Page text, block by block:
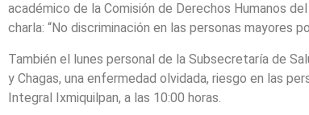
académico de la Comisión de Derechos Humanos
charla: “No discriminación en las personas mayores
También el lunes personal de la Subsecretaría de
y Chagas, una enfermedad olvidada, riesgo en las
Integral Ixmiquilpan, a las 10:00 horas.